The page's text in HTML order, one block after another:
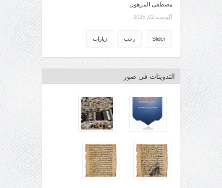
مصطفى المرهون
آگوست 02, 2025
Slider رجب زيارات
التدوينات في صور